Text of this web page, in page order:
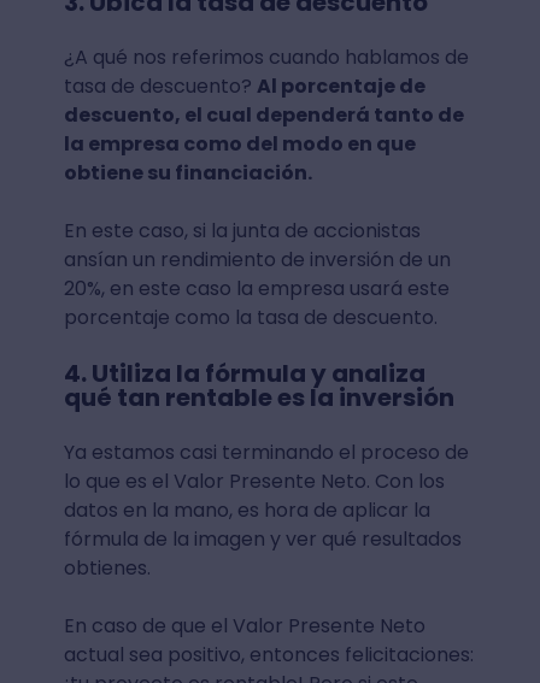
¿A qué nos referimos cuando hablamos de
tasa de descuento? Al porcentaje de
descuento, el cual dependerá tanto de
la empresa como del modo en que
obtiene su financiación.
En este caso, si la junta de accionistas
ansían un rendimiento de inversión de un
20%, en este caso la empresa usará este
porcentaje como la tasa de descuento.
4. Utiliza la fórmula y analiza
qué tan rentable es la inversión
Ya estamos casi terminando el proceso de
lo que es el Valor Presente Neto. Con los
datos en la mano, es hora de aplicar la
fórmula de la imagen y ver qué resultados
obtienes.
En caso de que el Valor Presente Neto
actual sea positivo, entonces felicitaciones: